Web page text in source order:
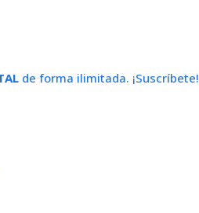
de forma ilimitada. ¡Suscríbete!